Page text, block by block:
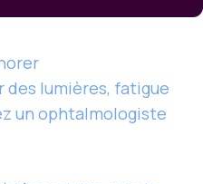
des lumières, fatigue
un ophtalmologiste